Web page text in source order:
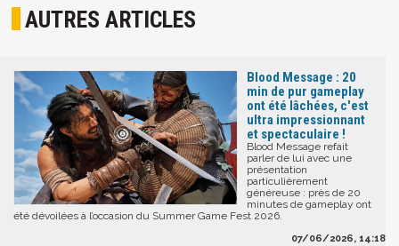
AUTRES ARTICLES
Blood Message : 20
min de pur gameplay
ont été lâchées, c'est
ultra impressionnant
et spectaculaire !
Blood Message refait
parler de lui avec une
présentation
particulièrement
généreuse : près de 20
minutes de gameplay ont
été dévoilées à l’occasion du Summer Game Fest 2026.
07/06/2026, 14:18